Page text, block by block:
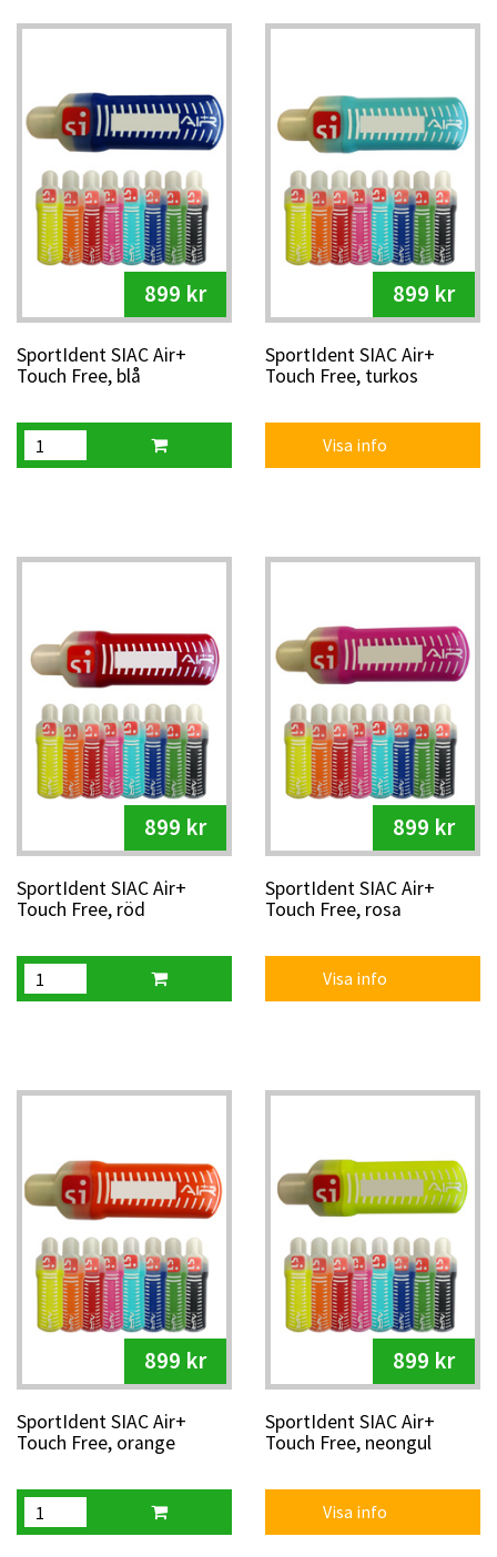
899 kr
SportIdent SIAC Air+
Touch Free, blå
899 kr
SportIdent SIAC Air+
Touch Free, turkos
Visa info
899 kr
SportIdent SIAC Air+
Touch Free, röd
899 kr
SportIdent SIAC Air+
Touch Free, rosa
Visa info
899 kr
SportIdent SIAC Air+
Touch Free, orange
899 kr
SportIdent SIAC Air+
Touch Free, neongul
Visa info